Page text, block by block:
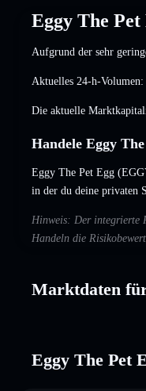
Eggy The
Aufgrund der sehr
Aktuelles 24-h-
Die aktuelle
Handele Eggy
Eggy The Pet Egg
in der du deine privaten
Hinweis: Der integrierte
Handeln die
Marktdaten
Eggy The Pet